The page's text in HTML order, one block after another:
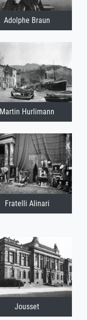
Adolphe Braun
Martin Hurlimann
Fratelli Alinari
Jousset